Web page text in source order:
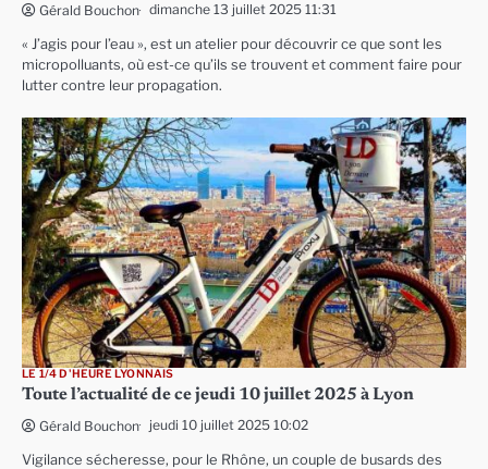
Gérald Bouchon dimanche 13 juillet 2025 11:31
« J’agis pour l’eau », est un atelier pour découvrir ce que sont les
micropolluants, où est-ce qu’ils se trouvent et comment faire pour
lutter contre leur propagation.
LE 1/4 D'HEURE LYONNAIS
Toute l’actualité de ce jeudi 10 juillet 2025 à Lyon
Gérald Bouchon jeudi 10 juillet 2025 10:02
Vigilance sécheresse, pour le Rhône, un couple de busards des